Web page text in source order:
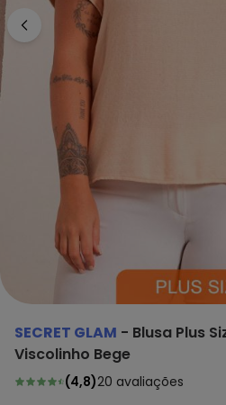
SECRET GLAM - Blusa Plus
Viscolinho Bege
(4,8)20 avaliações